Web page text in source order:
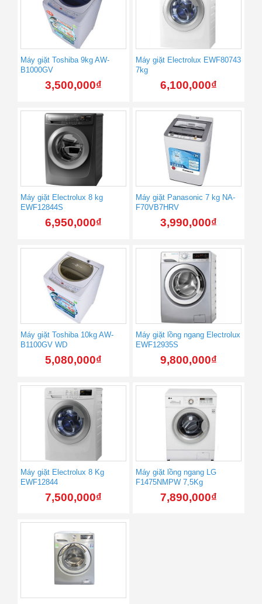
Máy giặt Toshiba 9kg AW-
B1000GV
3,500,000₫
Máy giặt Electrolux EWF80743
7kg
6,100,000₫
Máy giặt Electrolux 8 kg
EWF12844S
6,950,000₫
Máy giặt Panasonic 7 kg NA-
F70VB7HRV
3,990,000₫
Máy giặt Toshiba 10kg AW-
B1100GV WD
5,080,000₫
Máy giặt lồng ngang Electrolux
EWF12935S
9,800,000₫
Máy giặt Electrolux 8 Kg
EWF12844
7,500,000₫
Máy giặt lồng ngang LG
F1475NMPW 7,5Kg
7,890,000₫